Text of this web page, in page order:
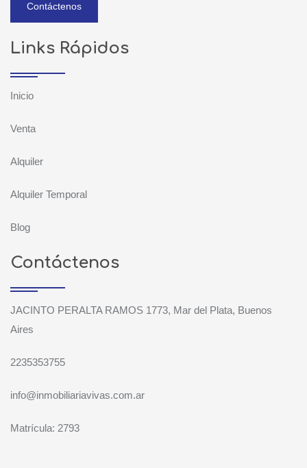
Contáctenos
Links Rápidos
Inicio
Venta
Alquiler
Alquiler Temporal
Blog
Contáctenos
JACINTO PERALTA RAMOS 1773, Mar del Plata, Buenos
Aires
2235353755
info@inmobiliariavivas.com.ar
Matrícula: 2793